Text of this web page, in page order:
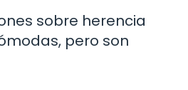
sobre herencia
pero son